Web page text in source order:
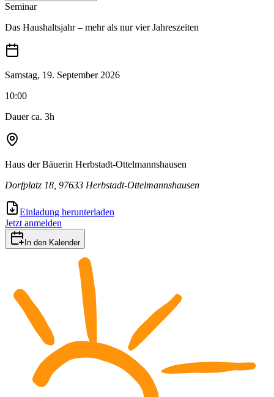
Seminar
Das Haushaltsjahr – mehr als nur vier Jahreszeiten
Samstag, 19. September 2026
10:00
Dauer ca. 3h
Haus der Bäuerin Herbstadt-Ottelmannshausen
Dorfplatz 18, 97633 Herbstadt-Ottelmannshausen
Einladung herunterladen
Jetzt anmelden
In den Kalender